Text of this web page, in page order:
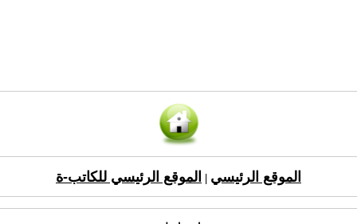
الموقع الرئيسي الموقع الرئيسي للكاتب-ة